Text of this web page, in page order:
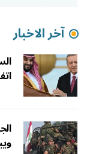
آخر الاخبار